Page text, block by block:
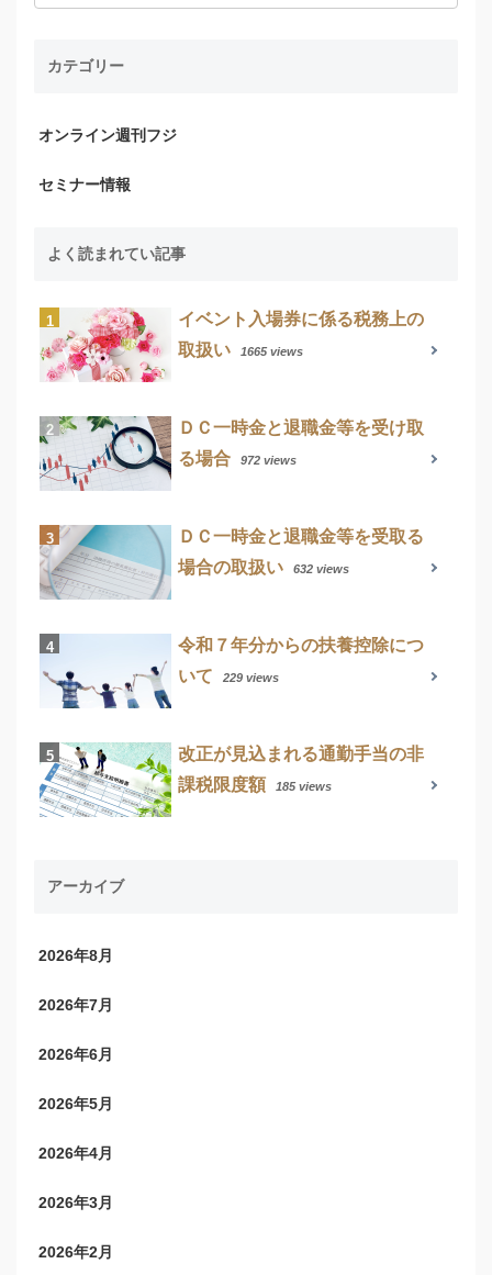
カテゴリー
オンライン週刊フジ
セミナー情報
よく読まれてい記事
イベント入場券に係る税務上の
取扱い
1665 views
ＤＣ一時金と退職金等を受け取
る場合
972 views
ＤＣ一時金と退職金等を受取る
場合の取扱い
632 views
令和７年分からの扶養控除につ
いて
229 views
改正が見込まれる通勤手当の非
課税限度額
185 views
アーカイブ
2026年8月
2026年7月
2026年6月
2026年5月
2026年4月
2026年3月
2026年2月